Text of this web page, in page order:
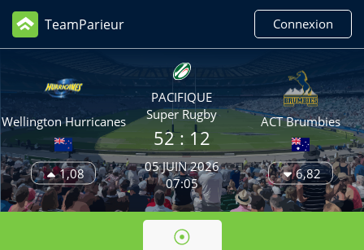
TeamParieur Connexion
Wellington Hurricanes
1,08
PACIFIQUE
Super Rugby
52: 12
05 JUIN 2026
07:05
ACT Brumbies
6,82